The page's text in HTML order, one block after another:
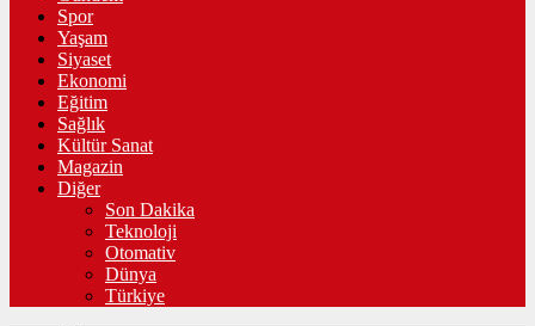
Spor
Yaşam
Siyaset
Ekonomi
Eğitim
Sağlık
Kültür Sanat
Magazin
Diğer
Son Dakika
Teknoloji
Otomativ
Dünya
Türkiye